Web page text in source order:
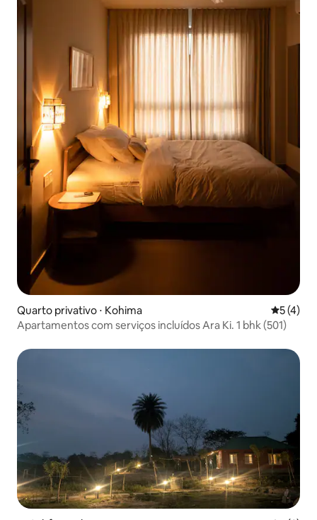
Quarto privativo ⋅ Kohima 5 de
5 (4)
Apartamentos com serviços incluídos Ara Ki. 1 bhk (501)